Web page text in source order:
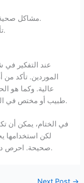
مشاكل صحية خطيرة، مثل أمراض القلب والكبد.
تأثيرات نفسية، مثل الاكتئاب والقلق.
عند التفكير في
الموردين. تأكد
عالية. وكما هو
طبيب أو مختص في التغذية قبل البدء في استخدام الستيرويدات.
في الختام، يمكن أن
لكن استخدامها
صحيحة. احرص دائمًا على التعلم والبحث قبل اتخاذ أي قرار.